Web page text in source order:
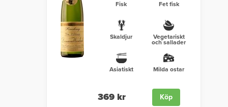
Fisk Fet fisk
Skaldjur Vegetariskt
och sallader
Asiatiskt Milda ostar
369 kr Köp